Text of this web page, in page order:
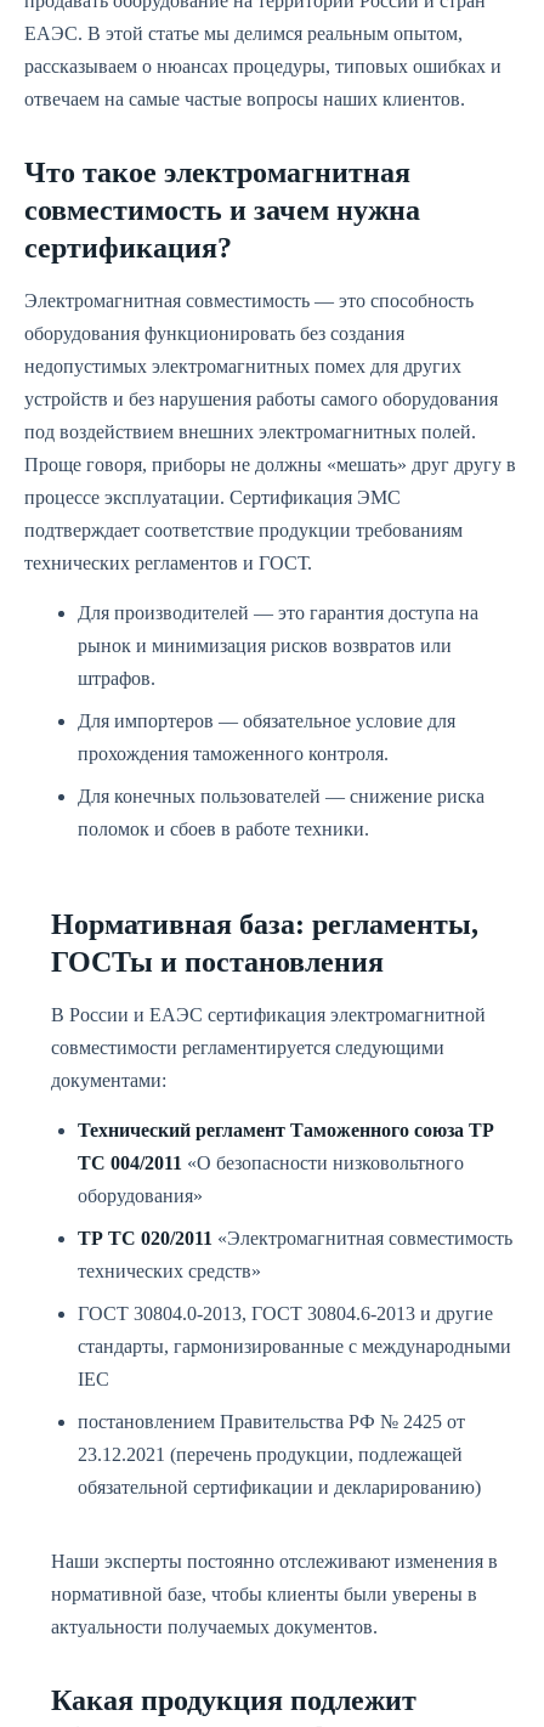
ЕАЭС. В этой статье мы делимся реальным опытом,
рассказываем о нюансах процедуры, типовых ошибках и
отвечаем на самые частые вопросы наших клиентов.
Что такое электромагнитная
совместимость и зачем нужна
сертификация?
Электромагнитная совместимость — это способность
оборудования функционировать без создания
недопустимых электромагнитных помех для других
устройств и без нарушения работы самого оборудования
под воздействием внешних электромагнитных полей.
Проще говоря, приборы не должны «мешать» друг другу в
процессе эксплуатации. Сертификация ЭМС
подтверждает соответствие продукции требованиям
технических регламентов и ГОСТ.
Для производителей — это гарантия доступа на
рынок и минимизация рисков возвратов или
штрафов.
Для импортеров — обязательное условие для
прохождения таможенного контроля.
Для конечных пользователей — снижение риска
поломок и сбоев в работе техники.
Нормативная база: регламенты,
ГОСТы и постановления
В России и ЕАЭС сертификация электромагнитной
совместимости регламентируется следующими
документами:
Технический регламент Таможенного союза ТР
ТС 004/2011 «О безопасности низковольтного
оборудования»
ТР ТС 020/2011 «Электромагнитная совместимость
технических средств»
ГОСТ 30804.0-2013, ГОСТ 30804.6-2013 и другие
стандарты, гармонизированные с международными
IEC
постановлением Правительства РФ № 2425 от
23.12.2021 (перечень продукции, подлежащей
обязательной сертификации и декларированию)
Наши эксперты постоянно отслеживают изменения в
нормативной базе, чтобы клиенты были уверены в
актуальности получаемых документов.
Какая продукция подлежит